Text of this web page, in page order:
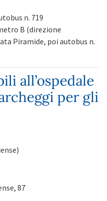
n. 719
B (direzione
Piramide, poi autobus n.
all’ospedale
per gli
87